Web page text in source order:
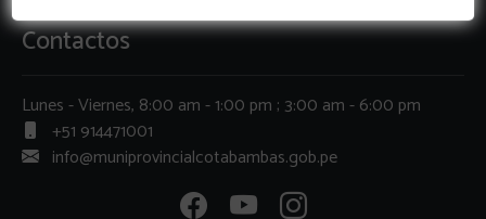
Contactos
Lunes - Viernes, 8:00 am - 1:00 pm ; 3:00 am - 6:00 pm
+51 914471001
info@muniprovincialcotabambas.gob.pe